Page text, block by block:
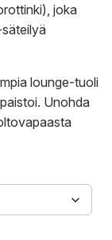
joka
lounge-tuoli
Unohda